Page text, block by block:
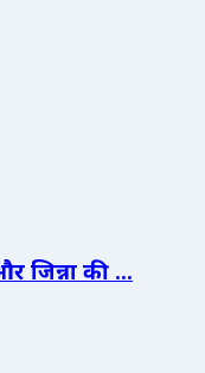
जिन्ना की ...